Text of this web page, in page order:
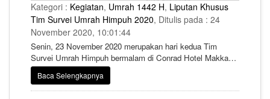
Kategori : Kegiatan, Umrah 1442 H, Liputan Khusus
Tim Survei Umrah Himpuh 2020, Ditulis pada : 24
November 2020, 10:01:44
Senin, 23 November 2020 merupakan hari kedua Tim
Survei Umrah Himpuh bermalam di Conrad Hotel Makkah.
Dimulai dengan aktivitas shalat subuh yang masih harus
tetap berada di kamar dalam masa karantina sebelum
melakukan ibadah Umrah tanggal 25 November 2020
Baca Selengkapnya